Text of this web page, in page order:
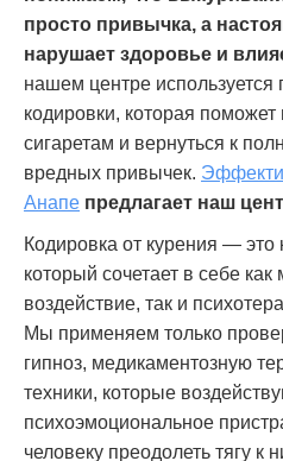
просто привычка, а
нарушает здоровье и
нашем центре используется
кодировки, которая поможет
сигаретам и вернуться к
вредных привычек.
Анапе предлагает наш
Кодировка от курения —
который сочетает в себе
воздействие, так и
Мы применяем только
гипноз, медикаментозную
техники, которые
психоэмоциональное
человеку преодолеть тягу к